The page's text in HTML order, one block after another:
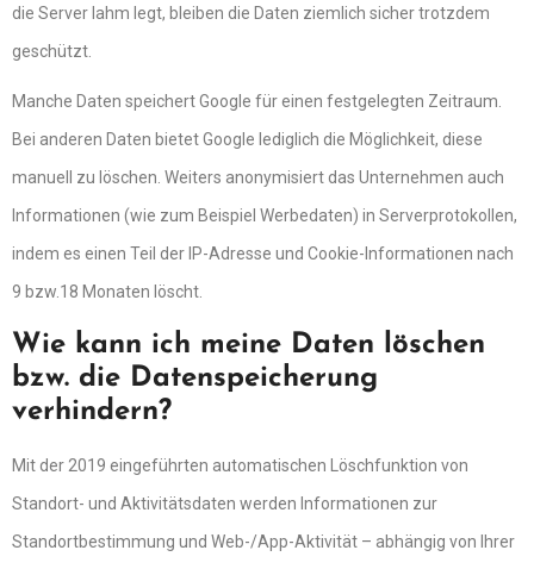
die Server lahm legt, bleiben die Daten ziemlich sicher trotzdem
geschützt.
Manche Daten speichert Google für einen festgelegten Zeitraum.
Bei anderen Daten bietet Google lediglich die Möglichkeit, diese
manuell zu löschen. Weiters anonymisiert das Unternehmen auch
Informationen (wie zum Beispiel Werbedaten) in Serverprotokollen,
indem es einen Teil der IP-Adresse und Cookie-Informationen nach
9 bzw.18 Monaten löscht.
Wie kann ich meine Daten löschen
bzw. die Datenspeicherung
verhindern?
Mit der 2019 eingeführten automatischen Löschfunktion von
Standort- und Aktivitätsdaten werden Informationen zur
Standortbestimmung und Web-/App-Aktivität – abhängig von Ihrer